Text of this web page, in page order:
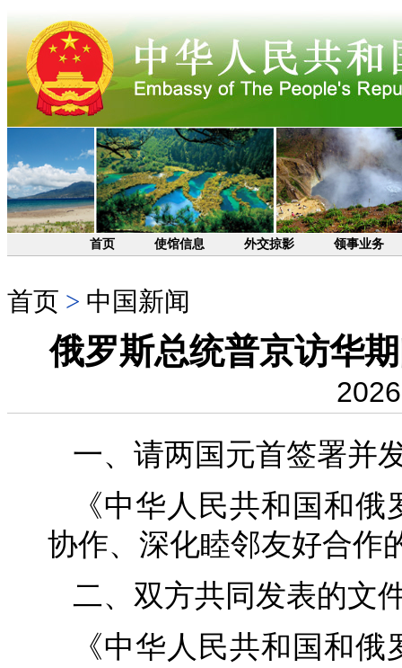
首页 使馆信息 外交掠影 领事业务
首页 > 中国新闻
俄罗斯总统普京访华
一、请两国元首签署并
《中华人民共和国和
协作、深化睦邻友好合作
二、双方共同发表的文
《中华人民共和国和